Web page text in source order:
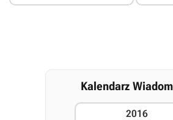
Kalendarz
2016